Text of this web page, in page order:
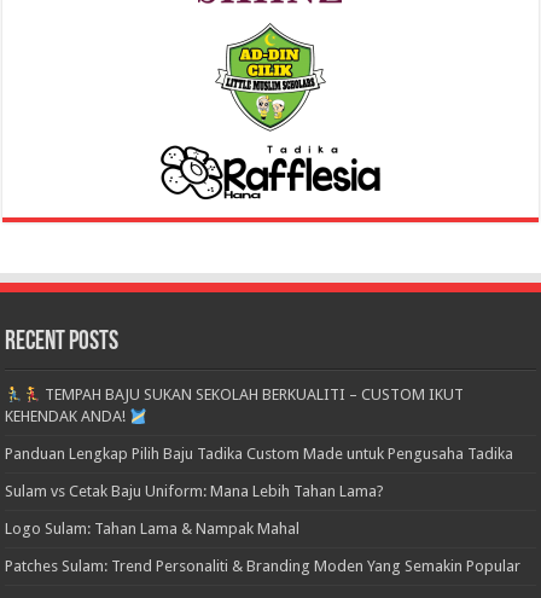
Recent Posts
TEMPAH BAJU SUKAN SEKOLAH BERKUALITI – CUSTOM IKUT
KEHENDAK ANDA!
Panduan Lengkap Pilih Baju Tadika Custom Made untuk Pengusaha Tadika
Sulam vs Cetak Baju Uniform: Mana Lebih Tahan Lama?
Logo Sulam: Tahan Lama & Nampak Mahal
Patches Sulam: Trend Personaliti & Branding Moden Yang Semakin Popular